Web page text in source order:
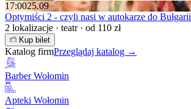
17:0025.09
Optymiści 2 - czyli nasi w autokarze do Bułgarii
2 lokalizacje · teatr · od 110 zł
Kup bilet
Katalog firmPrzeglądaj katalog →
Barber Wołomin
Apteki Wołomin